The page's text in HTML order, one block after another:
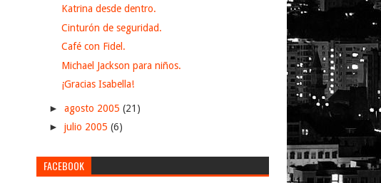
Katrina desde dentro.
Cinturón de seguridad.
Café con Fidel.
Michael Jackson para niños.
¡Gracias Isabella!
► agosto 2005 (21)
► julio 2005 (6)
FACEBOOK